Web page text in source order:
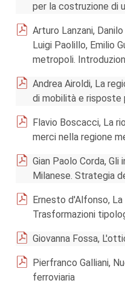
per la costruzione di
Arturo Lanzani,
Luigi Paolillo, Emilio
metropoli.
Andrea Airoldi, La
di mobilità e risposte
Flavio Boscacci, La
merci nella regione
Gian Paolo Corda,
Milanese. Strategia
Ernesto d'Alfonso,
Trasformazioni
Giovanna Fossa,
Pierfranco Galliani,
ferroviaria